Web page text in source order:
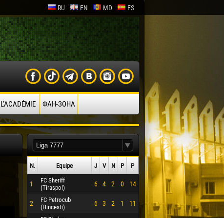
RU EN MD ES
L’ACADÉMIE ФАН-ЗОНА
N. Equipe J V N P P
1
FC Sheriff
(Tiraspol)
6 4 2 0 14
2
FC Petrocub
(Hincesti)
6 3 2 1 11